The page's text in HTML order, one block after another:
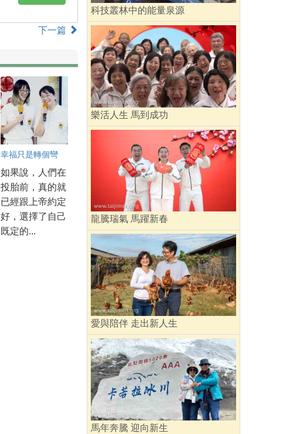
下一篇
幸福只是轉個彎
如果說，人們在
投胎前，真的就
已經跟上帝約定
好，選擇了自己
既定的...
科技叢林中的能量泉源
樂活人生 馬到成功
龍騰瑞氣 馬躍新春
愛與陪伴 走出新人生
馬年奔騰 迎向新生